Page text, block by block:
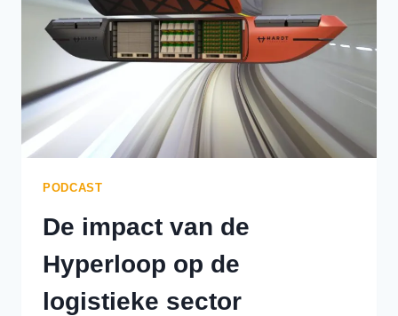
EIGENLIJK
VOOR?
PODCAST
De impact van de
Hyperloop op de
logistieke sector